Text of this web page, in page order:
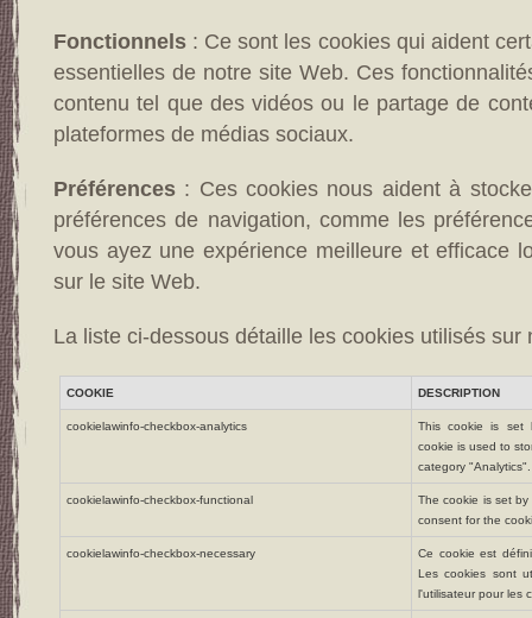
Fonctionnels : Ce sont les cookies qui aident
essentielles de notre site Web. Ces
contenu tel que des vidéos ou le partage de
plateformes de médias sociaux.
Préférences : Ces cookies nous aident à
préférences de navigation, comme les
vous ayez une expérience meilleure et efficace
sur le site Web.
La liste ci-dessous détaille les cookies utilisés sur
COOKIE DESCRIPTION
cookielawinfo-checkbox-analytics
This cookie is set
cookie is used to
category "Analytics".
cookielawinfo-checkbox-functional
The cookie is set
consent for the
cookielawinfo-checkbox-necessary
Ce cookie est
Les cookies sont
l'utilisateur pour les